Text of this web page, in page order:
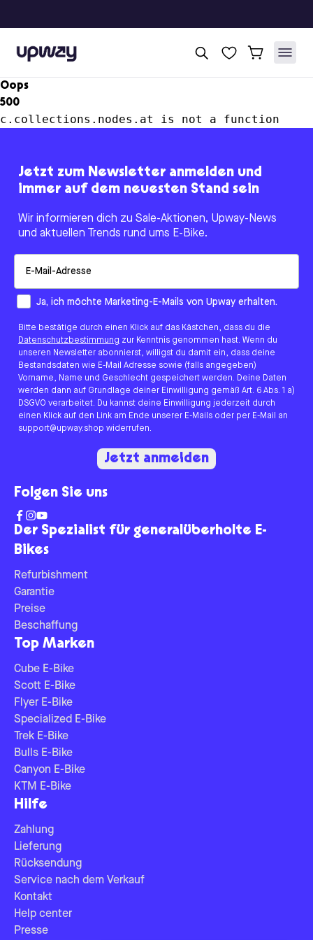
Upway
Oops
500
c.collections.nodes.at is not a function
Der Spezialist für generalüberholte E-
Bikes
Refurbishment
Garantie
Preise
Beschaffung
Top Marken
Cube E-Bike
Scott E-Bike
Flyer E-Bike
Specialized E-Bike
Trek E-Bike
Bulls E-Bike
Canyon E-Bike
KTM E-Bike
Hilfe
Zahlung
Lieferung
Rücksendung
Service nach dem Verkauf
Kontakt
Help center
Presse
Jetzt zum Newsletter anmelden und
immer auf dem neuesten Stand sein
Wir informieren dich zu Sale-Aktionen, Upway-News
und aktuellen Trends rund ums E-Bike.
How would you like to hear from us?
Ja, ich möchte Marketing-E-Mails von Upway erhalten.
Bitte bestätige durch einen Klick auf das Kästchen, dass du die
Datenschutzbestimmung zur Kenntnis genommen hast. Wenn du
unseren Newsletter abonnierst, willigst du damit ein, dass deine
Bestandsdaten wie E-Mail Adresse sowie (falls angegeben)
Vorname, Name und Geschlecht gespeichert werden. Deine Daten
werden dann auf Grundlage deiner Einwilligung gemäß Art. 6 Abs. 1 a)
DSGVO verarbeitet. Du kannst deine Einwilligung jederzeit durch
einen Klick auf den Link am Ende unserer E-Mails oder per E-Mail an
support@upway.shop widerrufen.
Jetzt anmelden
Folgen Sie uns